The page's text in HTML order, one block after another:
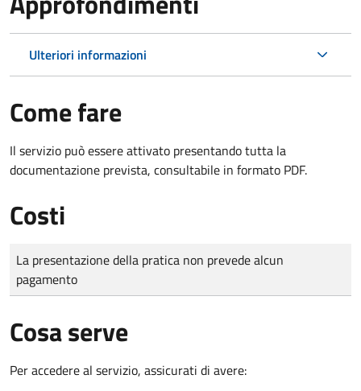
Ulteriori informazioni
Come fare
Il servizio può essere attivato presentando tutta la
documentazione prevista, consultabile in formato PDF.
Costi
Tipo di pagamento
Importo
La presentazione della pratica non prevede alcun
pagamento
Cosa serve
Per accedere al servizio, assicurati di avere: